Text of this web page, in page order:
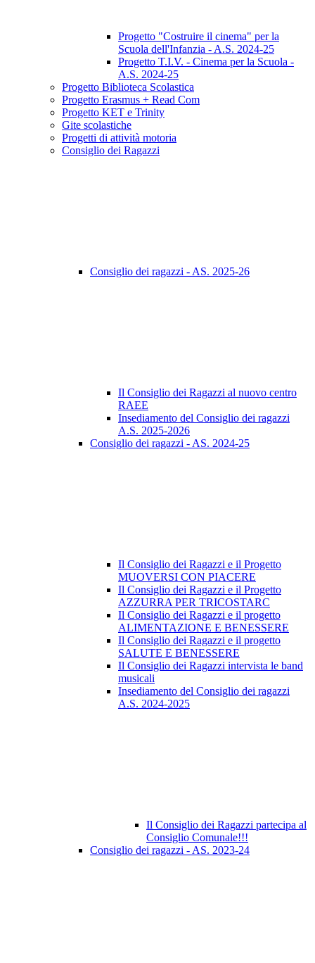
Progetto "Costruire il cinema" per la
Scuola dell'Infanzia - A.S. 2024-25
Progetto T.I.V. - Cinema per la Scuola -
A.S. 2024-25
Progetto Biblioteca Scolastica
Progetto Erasmus + Read Com
Progetto KET e Trinity
Gite scolastiche
Progetti di attività motoria
Consiglio dei Ragazzi
Consiglio dei ragazzi - AS. 2025-26
Il Consiglio dei Ragazzi al nuovo centro
RAEE
Insediamento del Consiglio dei ragazzi
A.S. 2025-2026
Consiglio dei ragazzi - AS. 2024-25
Il Consiglio dei Ragazzi e il Progetto
MUOVERSI CON PIACERE
Il Consiglio dei Ragazzi e il Progetto
AZZURRA PER TRICOSTARC
Il Consiglio dei Ragazzi e il progetto
ALIMENTAZIONE E BENESSERE
Il Consiglio dei Ragazzi e il progetto
SALUTE E BENESSERE
Il Consiglio dei Ragazzi intervista le band
musicali
Insediamento del Consiglio dei ragazzi
A.S. 2024-2025
Il Consiglio dei Ragazzi partecipa al
Consiglio Comunale!!!
Consiglio dei ragazzi - AS. 2023-24